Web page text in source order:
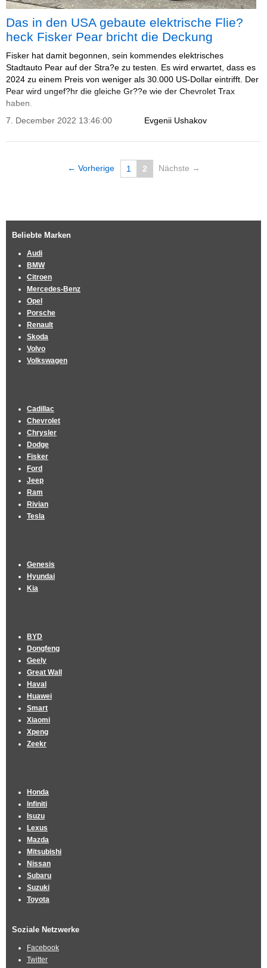
Das in den USA gebaute elektrische Flie?
heck Fisker Pear bricht die Deckung
Fisker hat damit begonnen, sein kommendes elektrisches
Stadtauto Pear auf der Stra?e zu testen. Es wird erwartet, dass es
2024 zu einem Preis von weniger als 30.000 US-Dollar eintrifft. Der
Pear wird ungef?hr die gleiche Gr??e wie der Chevrolet Trax
haben.
Evgenii Ushakov
7. December 2022 13:46:00
← Vorherige 1 2 Nächste →
Beliebte Marken
Audi
BMW
Citroen
Mercedes-Benz
Opel
Porsche
Renault
Skoda
Volvo
Volkswagen
Cadillac
Chevrolet
Chrysler
Dodge
Fisker
Ford
Jeep
Ram
Rivian
Tesla
Genesis
Hyundai
Kia
BYD
Dongfeng
Geely
Great Wall
Haval
Huawei
Smart
Xiaomi
Xpeng
Zeekr
Honda
Infiniti
Isuzu
Lexus
Mazda
Mitsubishi
Nissan
Subaru
Suzuki
Toyota
Soziale Netzwerke
Facebook
Twitter